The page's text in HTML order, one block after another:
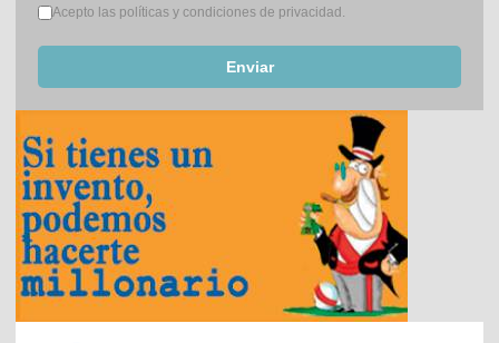
Términos del servicio*
Acepto las políticas y condiciones de privacidad.
Enviar